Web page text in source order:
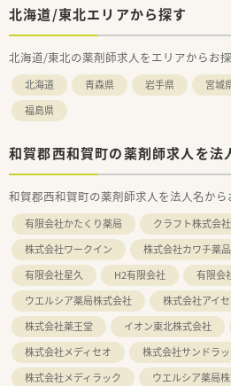
北海道/東北エリアから探す
北海道/東北の薬剤師求人をエリアからお
北海道 青森県 岩手県 宮城
福島県
和賀郡西和賀町の薬剤師求人を法
和賀郡西和賀町の薬剤師求人を法人名から
有限会社かたくり薬局 クラフト株式会社
株式会社ワークイン
株式会社カワチ薬品
有限会社星久
H2有限会社
有限会
ウエルシア薬局株式会社
株式会社アイ
株式会社薬王堂
イオン東北株式会社
株式会社メディセオ
株式会社サンドラ
株式会社メディラック
ウエルシア薬局